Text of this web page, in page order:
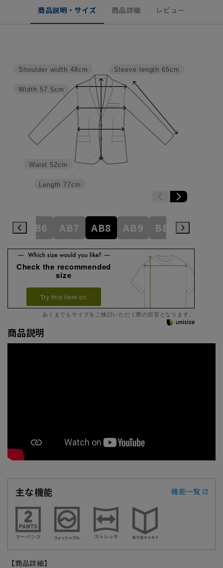
商品説明・サイズ 商品詳細 レビュー
Sleeve length 65cm
Length 77cm
Waist 52cm
Width 57.5cm
Shoulder width 48cm
AB6 AB7 AB8 AB9 BE3 BE4
Check the recommended
size
Try this item on
あくまでもサイズをご検討いただく際の目安となります。
商品説明
主な機能 機能一覧
【商品詳細】